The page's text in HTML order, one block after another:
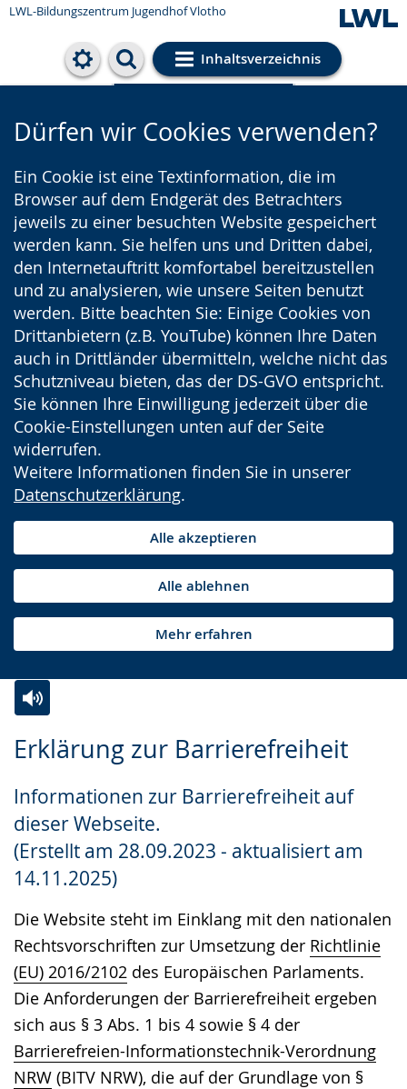
LWL-Bildungszentrum Jugendhof Vlotho
Inhaltsverzeichnis
Cookie-Einstellungen
Dürfen wir Cookies verwenden?
Ein Cookie ist eine Textinformation, die im
Browser auf dem Endgerät des Betrachters
jeweils zu einer besuchten Website gespeichert
werden kann. Sie helfen uns und Dritten dabei,
den Internetauftritt komfortabel bereitzustellen
und zu analysieren, wie unsere Seiten benutzt
werden. Bitte beachten Sie: Einige Cookies von
Drittanbietern (z.B. YouTube) können Ihre Daten
auch in Drittländer übermitteln, welche nicht das
Schutzniveau bieten, das der DS-GVO entspricht.
Sie können Ihre Einwilligung jederzeit über die
Cookie-Einstellungen unten auf der Seite
widerrufen.
Weitere Informationen finden Sie in unserer
Datenschutzerklärung.
Alle akzeptieren
Alle ablehnen
Mehr erfahren
Erklärung zur Barrierefreiheit
Informationen zur Barrierefreiheit auf
dieser Webseite.
(Erstellt am 28.09.2023 - aktualisiert am
14.11.2025)
Die Website steht im Einklang mit den nationalen
Rechtsvorschriften zur Umsetzung der Richtlinie
(EU) 2016/2102 des Europäischen Parlaments.
Die Anforderungen der Barrierefreiheit ergeben
sich aus § 3 Abs. 1 bis 4 sowie § 4 der
Barrierefreien-Informationstechnik-Verordnung
NRW (BITV NRW), die auf der Grundlage von §
Leichten
wechseln.
Audio-
Video
Deutscher
Gebärdensprache
wird
angezeigt.